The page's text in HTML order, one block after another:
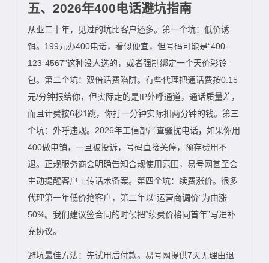
五、2026年400电话避坑指南
从业二十年，见过的坑比客户还多。第一个坑：低价诱
饵。199元办400电话，看似便宜，但号码可能是“400-
123-4567”这种没人选的，或者强制绑定一个天价彩铃
包。第二个坑：双倍话费陷阱。有些代理把通话费按0.15
元/分钟报给你，但实际走的是IP外呼通道，通话质量差，
而且计费按6秒1跳，你打一分钟实际扣两分钟的钱。第三
个坑：外呼违规。2026年工信部严查骚扰电话，如果你用
400做电销，一旦被投诉，号码直接关停，预存费用不
退。正规服务商会明确告知合规使用范围，易号网甚至会
主动提醒客户上传话术备案。第四个坑：续费涨价。很多
代理第一年低价抢客户，第二年以“运营商调价”为由涨
50%。我们建议签合同的时候把“续费价格同首年”写进补
充协议。
避坑最佳方法：先试用后付款。易号网提供7天无理由退